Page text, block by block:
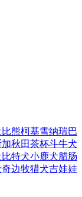
比熊柯基雪纳瑞巴
秋田茶杯斗牛犬
比特犬小鹿犬腊肠
奇边牧猎犬吉娃娃